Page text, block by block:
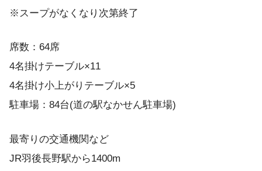
※スープがなくなり次第終了
席数：64席
4名掛けテーブル×11
4名掛け小上がりテーブル×5
駐車場：84台(道の駅なかせん駐車場)
最寄りの交通機関など
JR羽後長野駅から1400m